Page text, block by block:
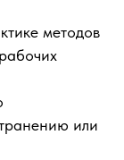
методов
или